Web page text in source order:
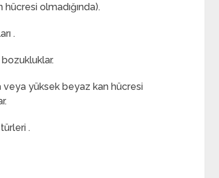
olmadığında).
.
veya yüksek beyaz kan hücresi
.